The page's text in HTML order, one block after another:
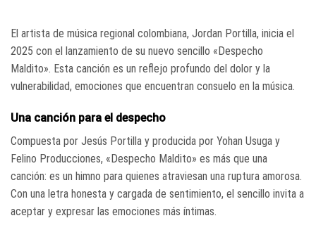
El artista de música regional colombiana, Jordan Portilla, inicia el
2025 con el lanzamiento de su nuevo sencillo «Despecho
Maldito». Esta canción es un reflejo profundo del dolor y la
vulnerabilidad, emociones que encuentran consuelo en la música.
Una canción para el despecho
Compuesta por Jesús Portilla y producida por Yohan Usuga y
Felino Producciones, «Despecho Maldito» es más que una
canción: es un himno para quienes atraviesan una ruptura amorosa.
Con una letra honesta y cargada de sentimiento, el sencillo invita a
aceptar y expresar las emociones más íntimas.